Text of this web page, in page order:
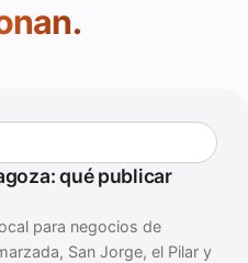
qué publicar
para negocios de
San Jorge, el Pilar y